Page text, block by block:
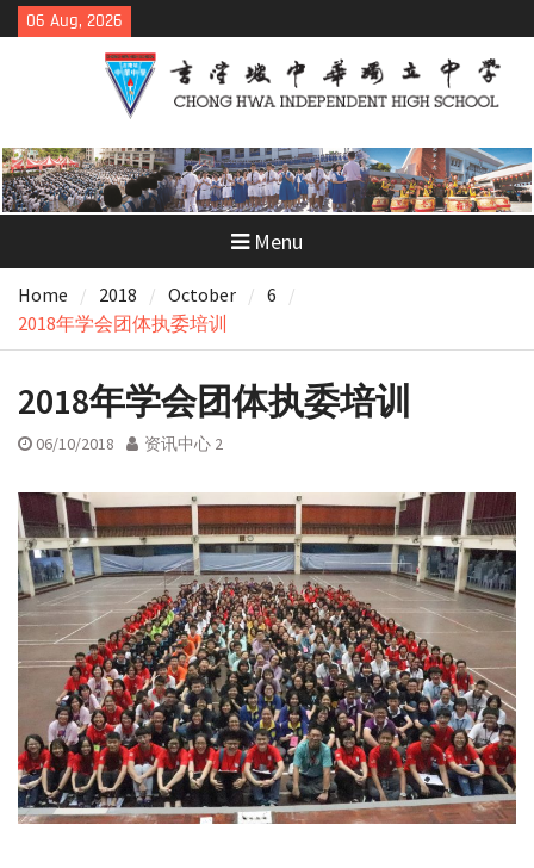
Skip
to
06 Aug, 2026
Menu
Home 2018 October
6
2018年学会团体执委培训
2018年学会团体执委培训
06/10/2018 资讯中心 2